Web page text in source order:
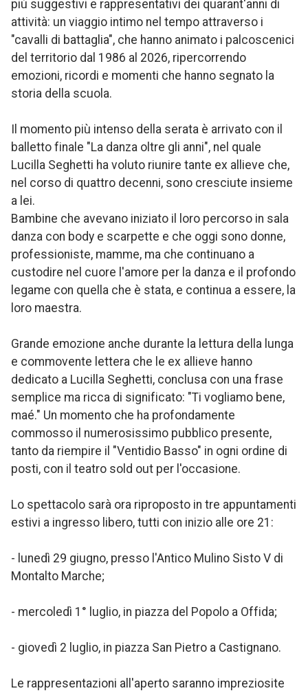
più suggestivi e rappresentativi dei quarant'anni di
attività: un viaggio intimo nel tempo attraverso i
"cavalli di battaglia", che hanno animato i palcoscenici
del territorio dal 1986 al 2026, ripercorrendo
emozioni, ricordi e momenti che hanno segnato la
storia della scuola.
Il momento più intenso della serata è arrivato con il
balletto finale "La danza oltre gli anni", nel quale
Lucilla Seghetti ha voluto riunire tante ex allieve che,
nel corso di quattro decenni, sono cresciute insieme
a lei.
Bambine che avevano iniziato il loro percorso in sala
danza con body e scarpette e che oggi sono donne,
professioniste, mamme, ma che continuano a
custodire nel cuore l'amore per la danza e il profondo
legame con quella che è stata, e continua a essere, la
loro maestra.
Grande emozione anche durante la lettura della lunga
e commovente lettera che le ex allieve hanno
dedicato a Lucilla Seghetti, conclusa con una frase
semplice ma ricca di significato: "Ti vogliamo bene,
maé." Un momento che ha profondamente
commosso il numerosissimo pubblico presente,
tanto da riempire il "Ventidio Basso" in ogni ordine di
posti, con il teatro sold out per l'occasione.
Lo spettacolo sarà ora riproposto in tre appuntamenti
estivi a ingresso libero, tutti con inizio alle ore 21:
- lunedì 29 giugno, presso l'Antico Mulino Sisto V di
Montalto Marche;
- mercoledì 1° luglio, in piazza del Popolo a Offida;
- giovedì 2 luglio, in piazza San Pietro a Castignano.
Le rappresentazioni all'aperto saranno impreziosite